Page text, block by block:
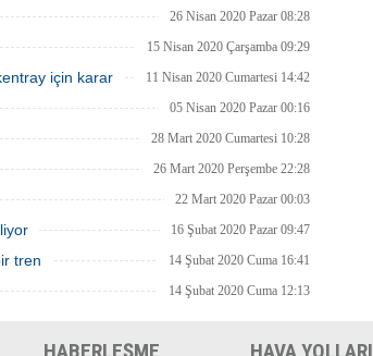
yapımı
belirterek, “Yılda 25 bin konteyner,
yüklenerek Marmaray üzerinden Avrupa
26 Nisan 2020 Pazar 08:28
15 Nisan 2020 Çarşamba 09:29
için karar 11 Nisan 2020 Cumartesi 14:42
05 Nisan 2020 Pazar 00:16
28 Mart 2020 Cumartesi 10:28
26 Mart 2020 Perşembe 22:28
22 Mart 2020 Pazar 00:03
16 Şubat 2020 Pazar 09:47
tren 14 Şubat 2020 Cuma 16:41
14 Şubat 2020 Cuma 12:13